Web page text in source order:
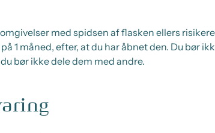
med spidsen af flasken ellers
1 måned, efter, at du har åbnet den. Du bør
bør ikke dele dem med andre.